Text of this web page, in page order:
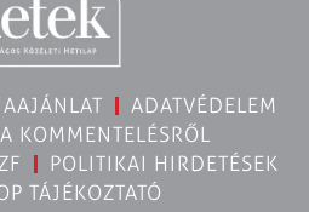
ADATVÉDELEM
KOMMENTELÉSRŐL
POLITIKAI HIRDETÉSEK
TÁJÉKOZTATÓ